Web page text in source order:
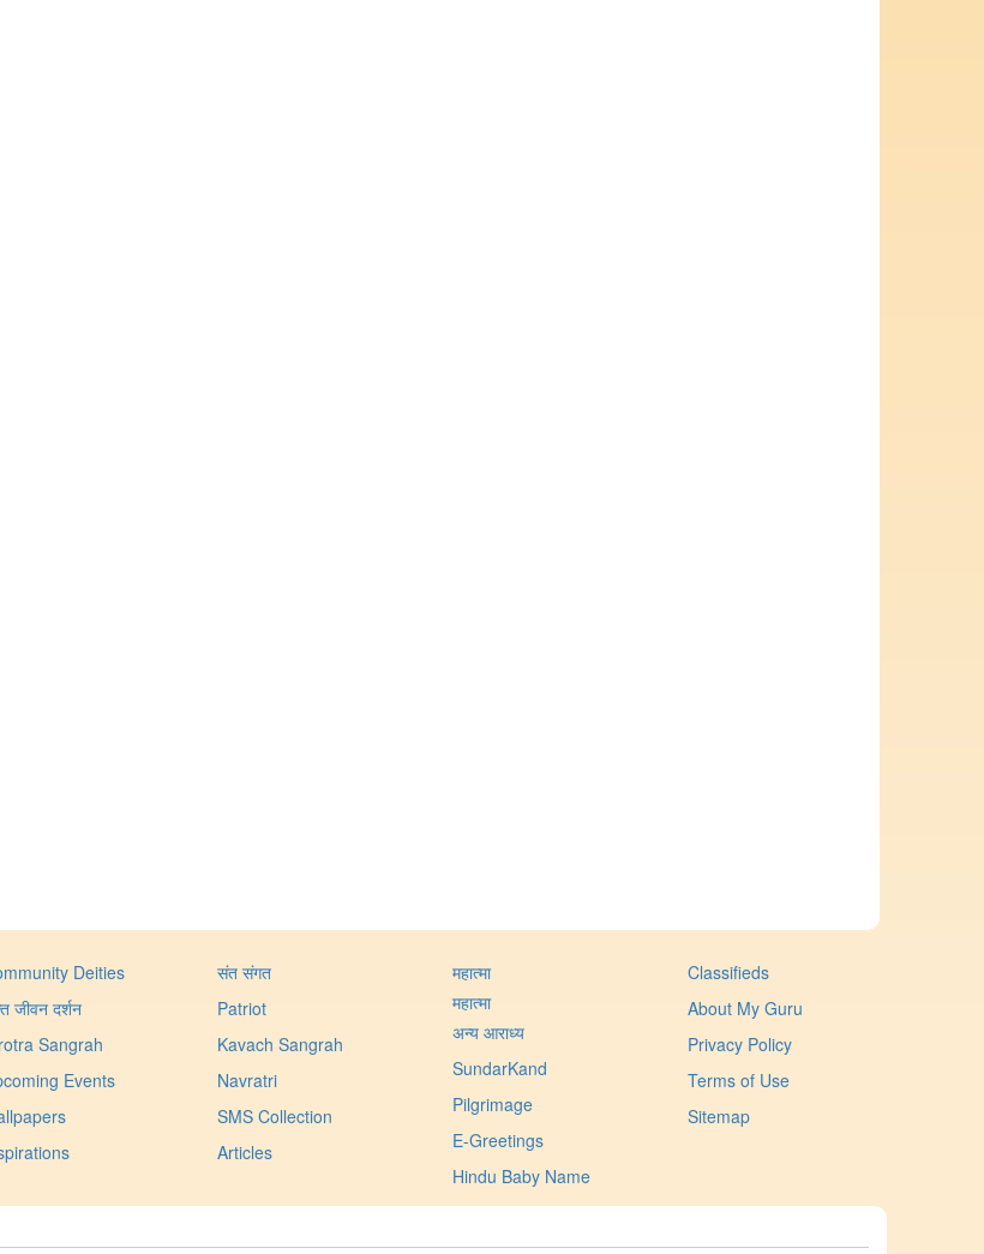
Deities
जीवन दर्शन
Sangrah
Events
संत संगत
Patriot
Kavach Sangrah
Navratri
SMS Collection
Articles
महात्मा
महात्मा
अन्य आराध्य
SundarKand
Pilgrimage
E-Greetings
Hindu Baby Name
Classifieds
About My Guru
Privacy Policy
Terms of Use
Sitemap